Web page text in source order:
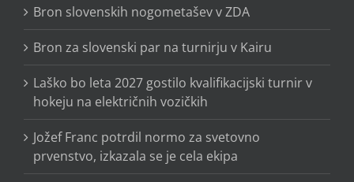
Bron slovenskih nogometašev v ZDA
Bron za slovenski par na turnirju v Kairu
Laško bo leta 2027 gostilo kvalifikacijski turnir v
hokeju na električnih vozičkih
Jožef Franc potrdil normo za svetovno
prvenstvo, izkazala se je cela ekipa